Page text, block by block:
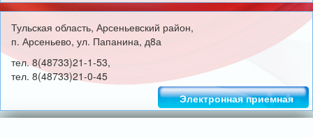
Тульская область, Арсеньевский район,
п. Арсеньево, ул. Папанина, д8а
тел. 8(48733)21-1-53,
тел. 8(48733)21-0-45
Электронная приемная